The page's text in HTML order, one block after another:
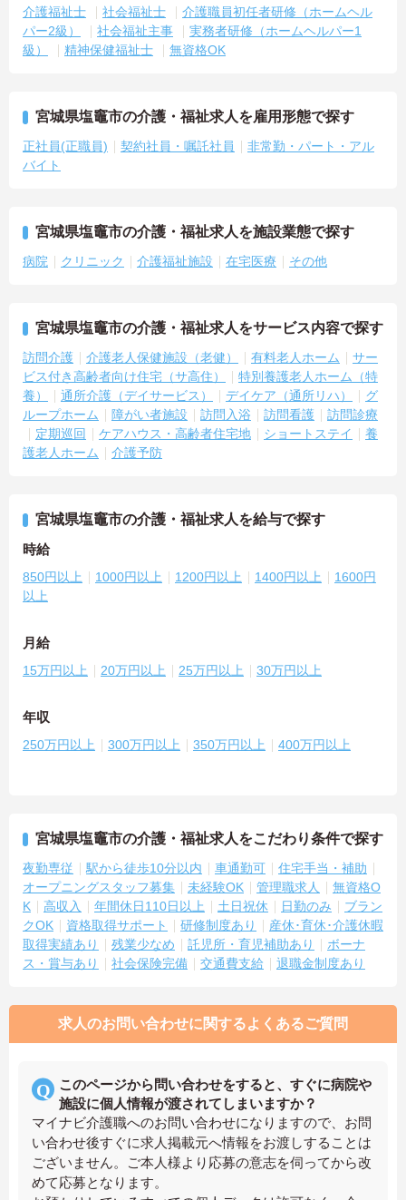
介護福祉士 社会福祉士
介護職員初任者研修（ホームヘル
パー2級）
社会福祉主事
実務者研修（ホームヘルパー1
級）
精神保健福祉士 無資格OK
宮城県塩竈市の介護・福祉求人を雇用形態で探す
正社員(正職員) 契約社員・嘱託社員
非常勤・パート・アル
バイト
宮城県塩竈市の介護・福祉求人を施設業態で探す
病院 クリニック 介護福祉施設 在宅医療 その他
宮城県塩竈市の介護・福祉求人をサービス内容で探す
訪問介護 介護老人保健施設（老健） 有料老人ホーム
サー
ビス付き高齢者向け住宅（サ高住）
特別養護老人ホーム（特
養）
通所介護（デイサービス） デイケア（通所リハ）
グ
ループホーム
障がい者施設 訪問入浴 訪問看護
訪問診療
定期巡回
ケアハウス・高齢者住宅地 ショートステイ
養
護老人ホーム
介護予防
宮城県塩竈市の介護・福祉求人を給与で探す
時給
850円以上 1000円以上 1200円以上 1400円以上
1600円
以上
月給
15万円以上 20万円以上 25万円以上 30万円以上
年収
250万円以上 300万円以上 350万円以上 400万円以上
宮城県塩竈市の介護・福祉求人をこだわり条件で探す
夜勤専従 駅から徒歩10分以内 車通勤可
住宅手当・補助
オープニングスタッフ募集
未経験OK 管理職求人
無資格O
K
高収入 年間休日110日以上 土日祝休 日勤のみ
ブラン
クOK
資格取得サポート 研修制度あり
産休･育休･介護休暇
取得実績あり
残業少なめ 託児所・育児補助あり
ボーナ
ス・賞与あり
社会保険完備 交通費支給 退職金制度あり
求人のお問い合わせに関するよくあるご質問
このページから問い合わせをすると、すぐに病院や
施設に個人情報が渡されてしまいますか？
マイナビ介護職へのお問い合わせになりますので、お問
い合わせ後すぐに求人掲載元へ情報をお渡しすることは
ございません。ご本人様より応募の意志を伺ってから改
めて応募となります。